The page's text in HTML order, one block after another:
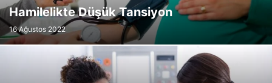
23. HAFTA GEBELIK 24. HAFTA GEBELIK 25. HAFTA GEBELIK
26. HAFTA GEBELIK 27. HAFTA GEBELIK 28. HAFTA GEBELIK
29. HAFTA GEBELIK 3. HAFTA GEBELIK
31. HAFTA GEBELIK 32. HAFTA GEBELIK 33. HAFTA GEBELIK
34. HAFTA GEBELIK 35. HAFTA GEBELIK 36. HAFTA GEBELIK
Hamilelikte Düşük Tansiyon
16 Ağustos 2022